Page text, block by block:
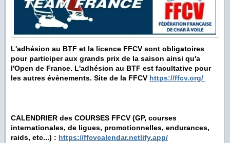
L'adhésion au BTF et la licence FFCV sont obligatoires
pour participer aux grands prix de la saison ainsi qu'a
l'Open de France. L'adhésion au BTF est facultative pour
les autres évènements. Site de la FFCV https://ffcv.org/
CALENDRIER des COURSES FFCV (GP, courses
internationales, de ligues, promotionnelles, endurances,
raids, etc...) : https://ffcvcalendar.netlify.app/